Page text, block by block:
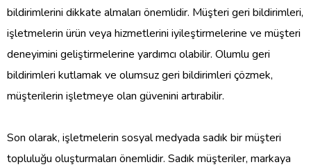
bildirimlerini dikkate almaları önemlidir. Müşteri geri bildirimleri,
işletmelerin ürün veya hizmetlerini iyileştirmelerine ve müşteri
deneyimini geliştirmelerine yardımcı olabilir. Olumlu geri
bildirimleri kutlamak ve olumsuz geri bildirimleri çözmek,
müşterilerin işletmeye olan güvenini artırabilir.
Son olarak, işletmelerin sosyal medyada sadık bir müşteri
topluluğu oluşturmaları önemlidir. Sadık müşteriler, markaya